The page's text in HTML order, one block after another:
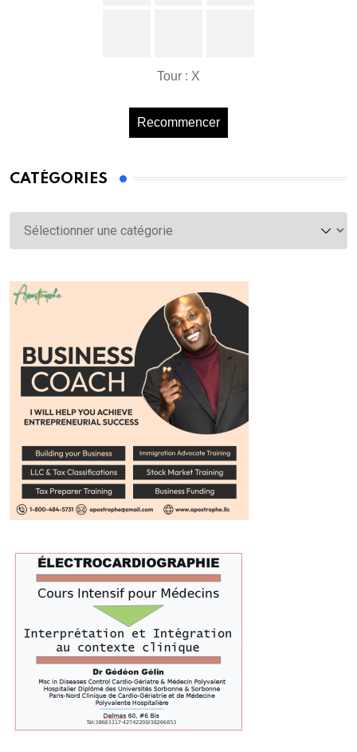
Tour : X
Recommencer
CATÉGORIES
Catégories